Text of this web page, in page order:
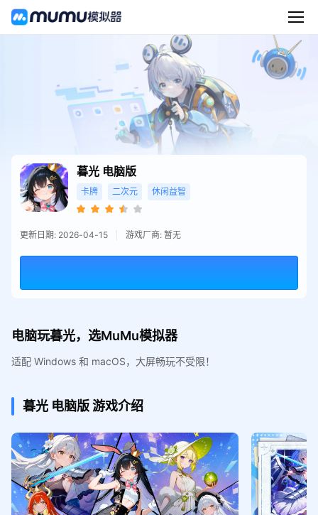
暮光 电脑版
卡牌 二次元 休闲益智
更新日期: 2026-04-15 游戏厂商: 暂无
电脑玩暮光，选MuMu模拟器
适配 Windows 和 macOS，大屏畅玩不受限！
暮光 电脑版游戏介绍